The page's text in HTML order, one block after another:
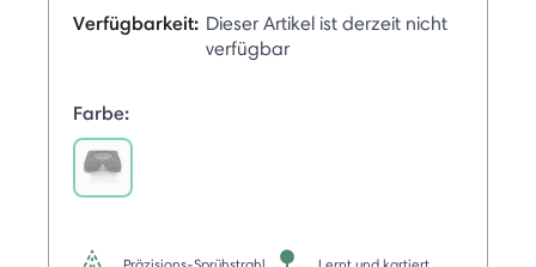
Verfügbarkeit: Dieser Artikel ist derzeit nicht
verfügbar
Farbe: